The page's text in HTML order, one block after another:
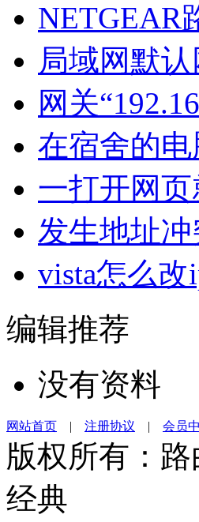
NETGEAR
局域网默
网关
在宿舍的
一打开网
发生地址冲
vista怎么改
编辑推荐
没有资料
网站首页 | 注册协议 | 会员
版权所有：
经典